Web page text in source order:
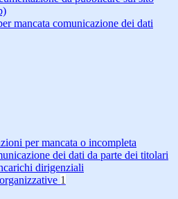
mancata comunicazione dei dati
per mancata o incompleta
dei dati da parte dei titolari
dirigenziali
1